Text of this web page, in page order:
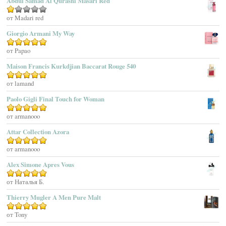
Aedes De Venustas
Aerin Lauder
Aether
Affinessence
Afnan Perfumes
Agatha Ruiz De La Prada
Agatho Parfum
Agent Provocateur
Agnes B
Agonist
Ahjaar
Aigner
Aj Arabia (Widian)
Ajmal
Akro
Al Hamatt
Оценка
1
из
5
от Madari red
Giorgio Armani My Way
Оценка5
от Papao
Maison Francis Kurkdjian Baccarat Rouge 540
Оценка5из 5
от lamand
Paolo Gigli Final Touch for Woman
Оценка5из 5
от armanooo
Attar Collection Azora
Оценка5из 5
от armanooo
Alex Simone Apres Vous
Оценка5из 5
от Наталья Б.
Thierry Mugler A Men Pure Malt
Оценка
от Tony